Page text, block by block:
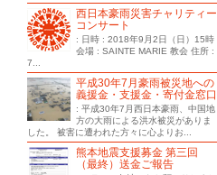
西日本豪雨災害チャリティー
コンサート
: 日時 : 2018年9月2日（日）15時
会場 : SAINTE MARIE 教会 住所 :
7...
平成30年7月豪雨被災地への
義援金・支援金・寄付金窓口
: 平成30年7月西日本豪雨、中国地
方の大雨による洪水被災がありま
した。 被害に遭われた方々に心よりお...
熊本地震支援募金 第三回
（最終）送金ご報告